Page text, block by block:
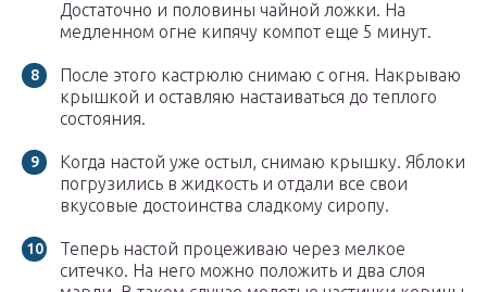
Достаточно и половины чайной ложки. На
медленном огне кипячу компот еще 5 минут.
После этого кастрюлю снимаю с огня. Накрываю
крышкой и оставляю настаиваться до теплого
состояния.
Когда настой уже остыл, снимаю крышку. Яблоки
погрузились в жидкость и отдали все свои
вкусовые достоинства сладкому сиропу.
Теперь настой процеживаю через мелкое
ситечко. На него можно положить и два слоя